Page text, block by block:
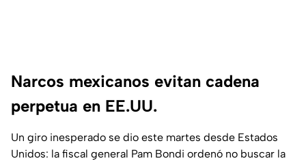
Narcos mexicanos evitan cadena
perpetua en EE.UU.
Un giro inesperado se dio este martes desde Estados
Unidos: la fiscal general Pam Bondi ordenó no buscar la